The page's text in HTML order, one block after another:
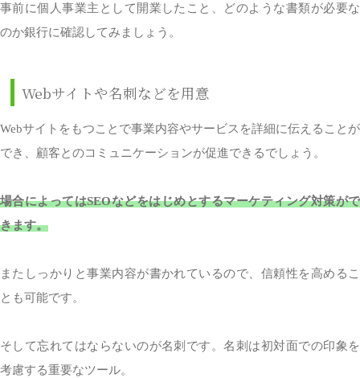
事前に個人事業主として開業したこと、どのような書類が必要な
のか銀行に確認してみましょう。
Webサイトや名刺などを用意
Webサイトをもつことで事業内容やサービスを詳細に伝えることが
でき、顧客とのコミュニケーションが促進できるでしょう。
場合によってはSEOなどをはじめとするマーケティング対策がで
きます。
またしっかりと事業内容が書かれているので、信頼性を高めるこ
とも可能です。
そして忘れてはならないのが名刺です。名刺は初対面での印象を
考慮する重要なツール。